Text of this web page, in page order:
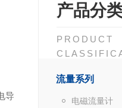
产品分
PRODUCT
流量系列
电磁流量计
导